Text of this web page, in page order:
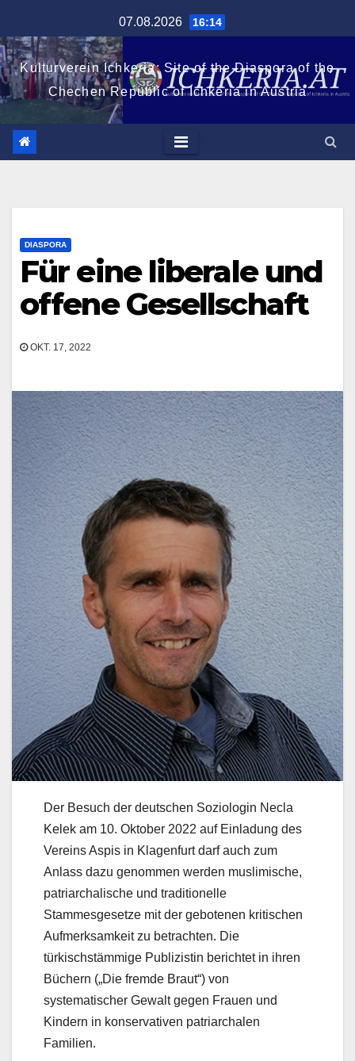
Inhalt
springen
07.08.2026 16:14
Kulturverein Ichkeria: Site of the Diaspora of the
Chechen Republic of Ichkeria in Austria
DIASPORA
Für eine liberale und
offene Gesellschaft
OKT. 17, 2022
Der Besuch der deutschen Soziologin Necla
Kelek am 10. Oktober 2022 auf Einladung des
Vereins Aspis in Klagenfurt darf auch zum
Anlass dazu genommen werden muslimische,
patriarchalische und traditionelle
Stammesgesetze mit der gebotenen kritischen
Aufmerksamkeit zu betrachten. Die
türkischstämmige Publizistin berichtet in ihren
Büchern („Die fremde Braut“) von
systematischer Gewalt gegen Frauen und
Kindern in konservativen patriarchalen
Familien.